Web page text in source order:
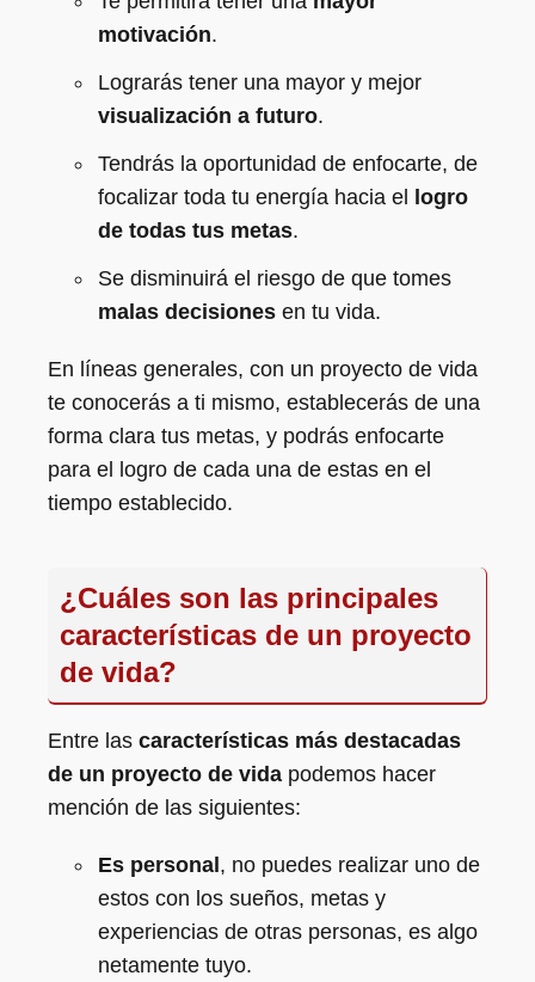
motivación.
Lograrás tener una mayor y mejor
visualización a futuro.
Tendrás la oportunidad de enfocarte, de
focalizar toda tu energía hacia el
logro
de todas tus metas.
Se disminuirá el riesgo de que tomes
malas decisiones en tu vida.
En líneas generales, con un proyecto de vida
te conocerás a ti mismo, establecerás de una
forma clara tus metas, y podrás enfocarte
para el logro de cada una de estas en el
tiempo establecido.
¿Cuáles son las principales
características de un proyecto
de vida?
Entre las características más destacadas
de un proyecto de vida podemos hacer
mención de las siguientes:
Es personal , no puedes realizar uno de
estos con los sueños, metas y
experiencias de otras personas, es algo
netamente tuyo.